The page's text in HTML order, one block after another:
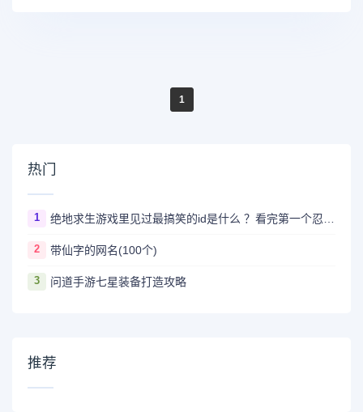
1
热门
1 绝地求生游戏里见过最搞笑的id是什么 ？看完第一个忍不住爆笑
2 带仙字的网名(100个)
3 问道手游七星装备打造攻略
推荐